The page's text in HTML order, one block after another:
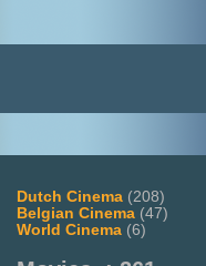
Dutch Cinema (208)
Belgian Cinema (47)
World Cinema (6)